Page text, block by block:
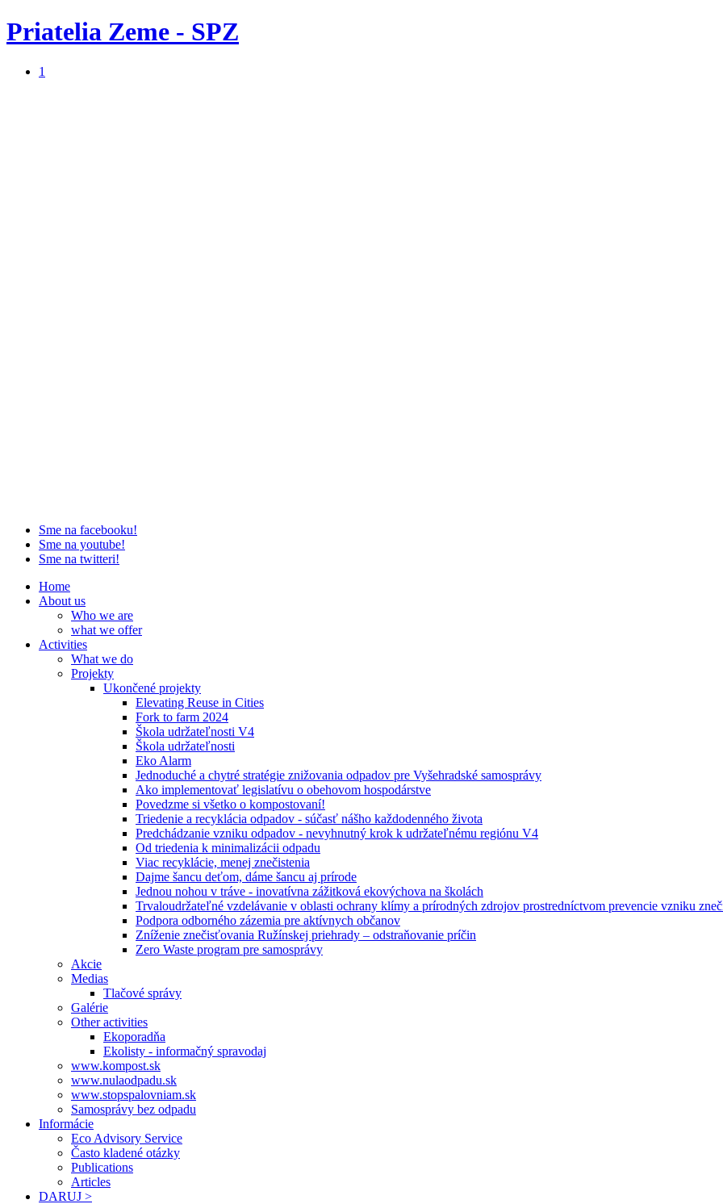
Priatelia Zeme - SPZ
1
Sme na facebooku!
Sme na youtube!
Sme na twitteri!
Home
About us
Who we are
what we offer
Activities
What we do
Projekty
Ukončené projekty
Elevating Reuse in Cities
Fork to farm 2024
Škola udržateľnosti V4
Škola udržateľnosti
Eko Alarm
Jednoduché a chytré stratégie znižovania odpadov pre Vyšehradské samosprávy
Ako implementovať legislatívu o obehovom hospodárstve
Povedzme si všetko o kompostovaní!
Triedenie a recyklácia odpadov - súčasť nášho každodenného života
Predchádzanie vzniku odpadov - nevyhnutný krok k udržateľnému regiónu V4
Od triedenia k minimalizácii odpadu
Viac recyklácie, menej znečistenia
Dajme šancu deťom, dáme šancu aj prírode
Jednou nohou v tráve - inovatívna zážitková ekovýchova na školách
Trvaloudržateľné vzdelávanie v oblasti ochrany klímy a prírodných zdrojov prostredníctvom prevencie vzniku
Podpora odborného zázemia pre aktívnych občanov
Zníženie znečisťovania Ružínskej priehrady – odstraňovanie príčin
Zero Waste program pre samosprávy
Akcie
Medias
Tlačové správy
Galérie
Other activities
Ekoporadňa
Ekolisty - informačný spravodaj
www.kompost.sk
www.nulaodpadu.sk
www.stopspalovniam.sk
Samosprávy bez odpadu
Informácie
Eco Advisory Service
Často kladené otázky
Publications
Articles
DARUJ >